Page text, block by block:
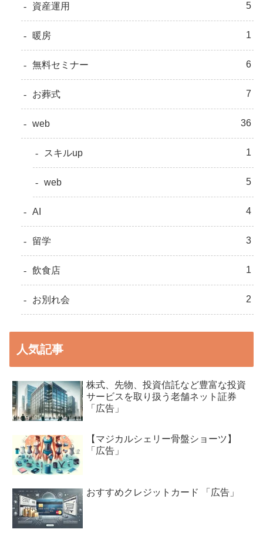
資産運用 5
暖房 1
無料セミナー 6
お葬式 7
web 36
スキルup 1
web 5
AI 4
留学 3
飲食店 1
お別れ会 2
人気記事
株式、先物、投資信託など豊富な投資
サービスを取り扱う老舗ネット証券
「広告」
【マジカルシェリー骨盤ショーツ】
「広告」
おすすめクレジットカード 「広告」